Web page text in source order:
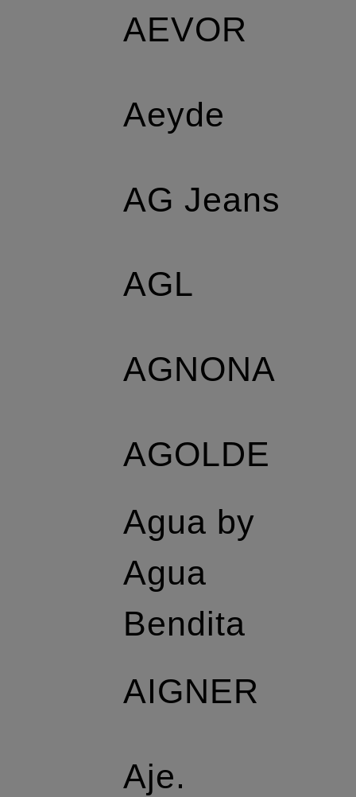
AEVOR
Aeyde
AG Jeans
AGL
AGNONA
AGOLDE
Agua by
Agua
Bendita
AIGNER
Aje.